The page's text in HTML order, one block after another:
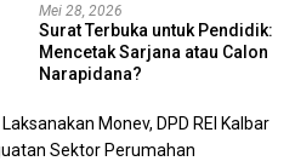
Mei 28, 2026
Surat Terbuka untuk Pendidik:
Mencetak Sarjana atau Calon
Narapidana?